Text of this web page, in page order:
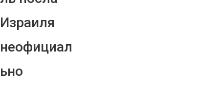
Израиля
неофициал
ьно